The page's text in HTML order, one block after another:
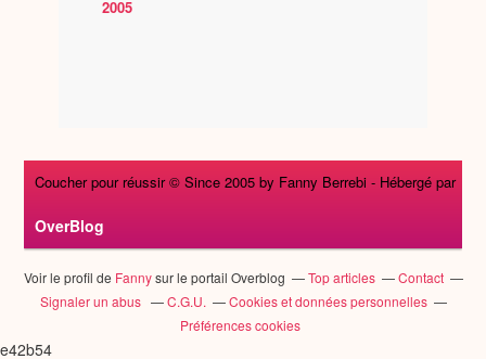
2005
Coucher pour réussir © Since 2005 by Fanny Berrebi - Hébergé par
OverBlog
Voir le profil de Fannysur le portail Overblog Top articles
Contact
Signaler un abus
C.G.U.
Cookies et données personnelles
Préférences cookies
e42b54